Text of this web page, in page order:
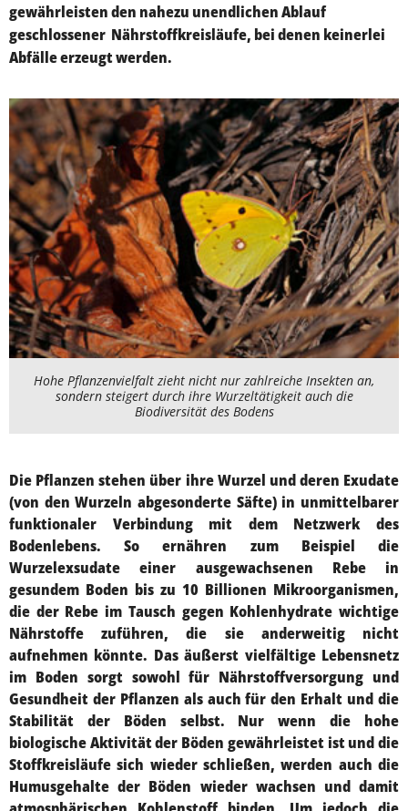
gewährleisten den nahezu unendlichen Ablauf
geschlossener Nährstoffkreisläufe, bei denen keinerlei
Abfälle erzeugt werden.
Hohe Pflanzenvielfalt zieht nicht nur zahlreiche Insekten an,
sondern steigert durch ihre Wurzeltätigkeit auch die
Biodiversität des Bodens
Die Pflanzen stehen über ihre Wurzel und deren Exudate
(von den Wurzeln abgesonderte Säfte) in unmittelbarer
funktionaler Verbindung mit dem Netzwerk des
Bodenlebens. So ernähren zum Beispiel die
Wurzelexsudate einer ausgewachsenen Rebe in
gesundem Boden bis zu 10 Billionen Mikroorganismen,
die der Rebe im Tausch gegen Kohlenhydrate wichtige
Nährstoffe zuführen, die sie anderweitig nicht
aufnehmen könnte. Das äußerst vielfältige Lebensnetz
im Boden sorgt sowohl für Nährstoffversorgung und
Gesundheit der Pflanzen als auch für den Erhalt und die
Stabilität der Böden selbst. Nur wenn die hohe
biologische Aktivität der Böden gewährleistet ist und die
Stoffkreisläufe sich wieder schließen, werden auch die
Humusgehalte der Böden wieder wachsen und damit